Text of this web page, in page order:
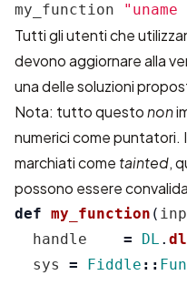
my_function
Tutti gli utenti che
devono aggiornare alla
una delle soluzioni
Nota: tutto questonon
numerici come puntatori.
marchiati come tainted,
possono essere
def my_function (
handle
= DL .
sys
= Fiddle ::